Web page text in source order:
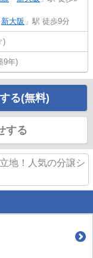
新大阪 」駅 徒歩9分
)
9年)
る(無料)
する
地！人気の分譲シ